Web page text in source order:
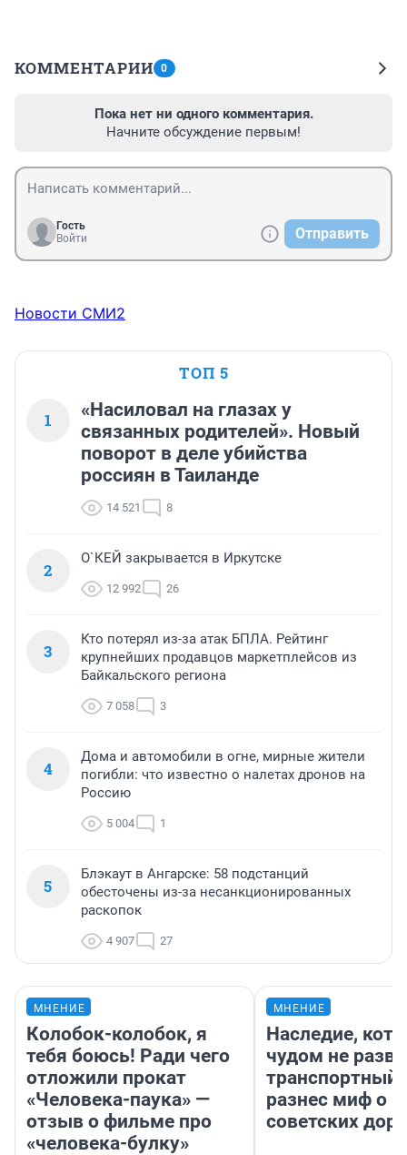
КОММЕНТАРИИ 0
Пока нет ни одного комментария.
Начните обсуждение первым!
Гость
Войти
Отправить
Новости СМИ2
ТОП 5
1
«Насиловал на глазах у
связанных родителей». Новый
поворот в деле убийства
россиян в Таиланде
14 521 8
2
О`КЕЙ закрывается в Иркутске
12 992 26
3
Кто потерял из-за атак БПЛА. Рейтинг
крупнейших продавцов маркетплейсов из
Байкальского региона
7 058 3
4
Дома и автомобили в огне, мирные жители
погибли: что известно о налетах дронов на
Россию
5 004 1
5
Блэкаут в Ангарске: 58 подстанций
обесточены из-за несанкционированных
раскопок
4 907 27
МНЕНИЕ
Колобок-колобок, я
тебя боюсь! Ради чего
отложили прокат
«Человека-паука» —
отзыв о фильме про
«человека-булку»
МНЕНИЕ
Наследие,
чудом не
транспортный
разнес миф о
советских